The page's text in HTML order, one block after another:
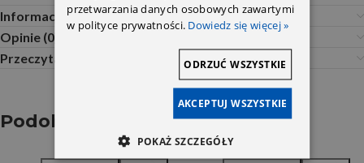
Informacje dodatkowe
Opinie (0)
Przeczytaj Przed Zakupem
Podobne produkty
przetwarzania danych osobowych zawartymi
w polityce prywatności. Dowiedz się więcej »
AKCEPTUJ WSZYSTKIE
ODRZUĆ WSZYSTKIE
POKAŻ SZCZEGÓŁY